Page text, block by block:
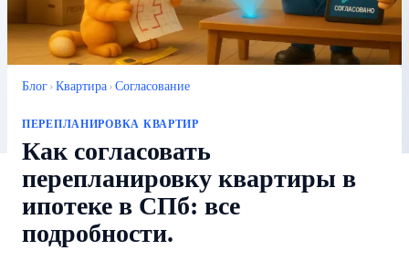
Блог › Квартира › Согласование
ПЕРЕПЛАНИРОВКА КВАРТИР
Как согласовать
перепланировку квартиры в
ипотеке в СПб: все
подробности.